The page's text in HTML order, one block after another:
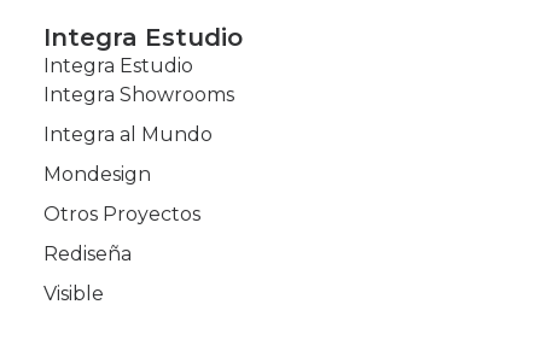
Integra Estudio
Integra Estudio
Integra Showrooms
Integra al Mundo
Mondesign
Otros Proyectos
Rediseña
Visible